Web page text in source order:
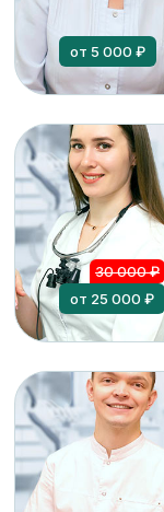
от 5 000 ₽
30 000 ₽
от 25 000 ₽